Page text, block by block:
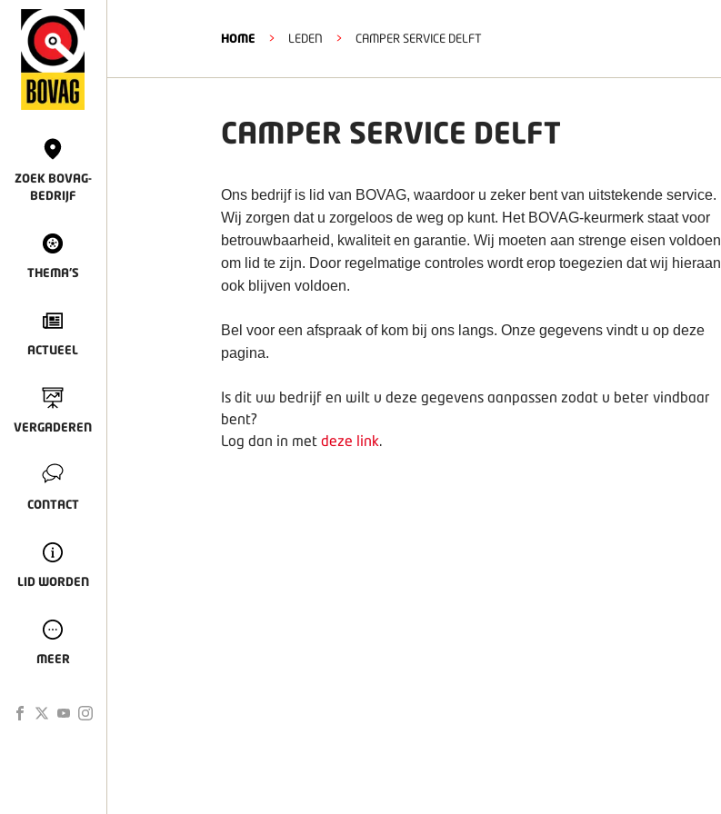
ZOEK BOVAG-
BEDRIJF
THEMA'S
ACTUEEL
VERGADEREN
CONTACT
LID WORDEN
MEER
HOME > LEDEN > CAMPER SERVICE DELFT
CAMPER SERVICE DELFT
Ons bedrijf is lid van BOVAG, waardoor u zeker bent van uitstekende service.
Wij zorgen dat u zorgeloos de weg op kunt. Het BOVAG-keurmerk staat voor
betrouwbaarheid, kwaliteit en garantie. Wij moeten aan strenge eisen voldoen
om lid te zijn. Door regelmatige controles wordt erop toegezien dat wij hieraan
ook blijven voldoen.
Bel voor een afspraak of kom bij ons langs. Onze gegevens vindt u op deze
pagina.
Is dit uw bedrijf en wilt u deze gegevens aanpassen zodat u beter vindbaar
bent?
Log dan in met deze link.